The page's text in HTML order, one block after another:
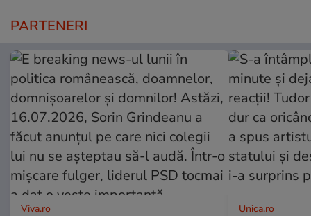
PARTENERI
Viva.ro Unica.ro